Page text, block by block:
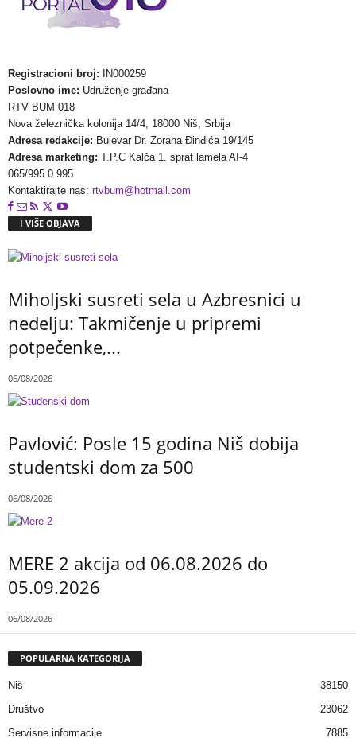
Registracioni broj:
IN000259
Poslovno ime: Udruženje građana
RTV BUM 018
Nova železnička kolonija 14/4, 18000 Niš, Srbija
Adresa redakcije: Bulevar Dr. Zorana Đinđića 19/145
Adresa marketing: T.P.C Kalča 1. sprat lamela AI-4
065/995 0 995
Kontaktirajte nas: rtvbum@hotmail.com
I VIŠE OBJAVA
Miholjski susreti sela u Azbresnici u
nedelju: Takmičenje u pripremi
potpečenke,...
06/08/2026
Pavlović: Posle 15 godina Niš dobija
studentski dom za 500
06/08/2026
MERE 2 akcija od 06.08.2026 do
05.09.2026
06/08/2026
POPULARNA KATEGORIJA
Niš
38150
Društvo
23062
Servisne informacije
7885